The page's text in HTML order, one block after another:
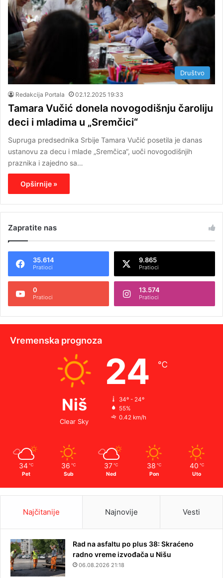
Društvo
Redakcija Portala 02.12.2025 19:33
Tamara Vučić donela novogodišnju čaroliju
deci i mladima u „Sremčici“
Supruga predsednika Srbije Tamara Vučić posetila je danas
ustanovu za decu i mlade „Sremčica“, uoči novogodišnjih
praznika i zajedno sa…
Opširnije »
Zapratite nas
35.614
Pratioci
9.865
Pratioci
0
Pratioci
13.574
Pratioci
Vremenska prognoza
Niš
Clear Sky
24 ℃
34º - 24º
55%
0.42 km/h
34 ℃
Pet
36 ℃
Sub
37 ℃
Ned
38 ℃
Pon
40 ℃
Uto
Najčitanije Najnovije Vesti
Rad na asfaltu po plus 38: Skraćeno
radno vreme izvođača u Nišu
06.08.2026 21:18